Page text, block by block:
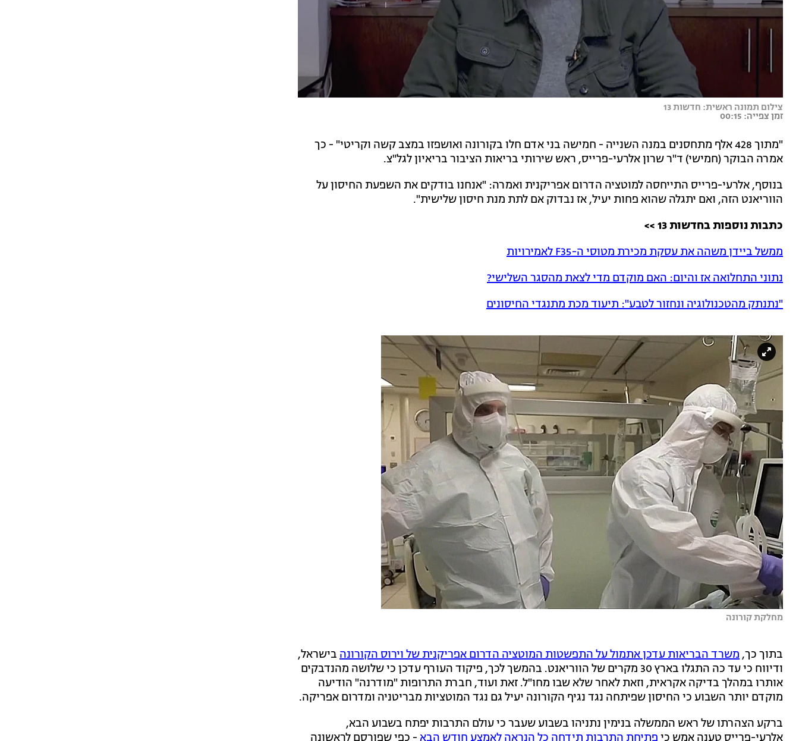
צילום תמונה ראשית: חדשות 13
זמן צפייה: 00:15
"מתוך 428 אלף מתחסנים במנה השנייה - חמישה בני אדם חלו בקורונה ואושפזו במצב קשה וקריטי" - כך
אמרה הבוקר (חמישי) ד"ר שרון אלרעי-פרייס, ראש שירותי בריאות הציבור בריאיון לגל"צ.
בנוסף, אלרעי-פרייס התייחסה למוטציה הדרום אפריקנית ואמרה: "אנחנו בודקים את השפעת החיסון על
הווריאנט הזה, ואם יתגלה שהוא פחות יעיל, אז נבדוק אם לתת מנת חיסון שלישית".
כתבות נוספות בחדשות 13 >>
ממשל ביידן משהה את עסקת מכירת מטוסי ה-F35 לאמירויות
נתוני התחלואה אז והיום: האם מוקדם מדי לצאת מהסגר השלישי?
"נתנתק מהטכנולוגיה ונחזור לטבע": תיעוד מכת מתנגדי החיסונים
מחלקת קורונה
בתוך כך,משרד הבריאות עדכן אתמול על התפשטות המוטציה הדרום אפריקנית של וירוס הקורונה בישראל,
ודיווח כי עד כה התגלו בארץ 30 מקרים של הווריאנט. בהמשך לכך, פיקוד העורף עדכן כי שלושה מהנדבקים
אותרו במהלך בדיקה אקראית, וזאת לאחר שלא שבו מחו"ל. זאת ועוד, חברת התרופות "מודרנה" הודיעה
מוקדם יותר השבוע כי החיסון שפיתחה נגד נגיף הקורונה יעיל גם נגד המוטציות מבריטניה ומדרום אפריקה.
ברקע הצהרתו של ראש הממשלה בנימין נתניהו בשבוע שעבר כי עולם התרבות יפתח בשבוע הבא,
אלרעי-פרייס טענה אמש כי פתיחת התרבות תידחה כל הנראה לאמצע חודש הבא - כפי שפורסם לראשונה